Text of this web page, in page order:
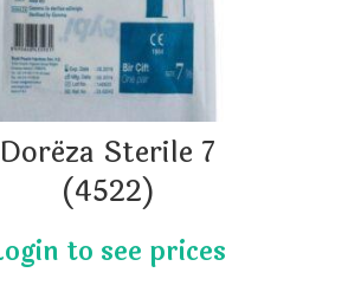
Dorëza Sterile 7
(4522)